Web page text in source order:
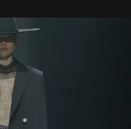
senso de missão na vida e